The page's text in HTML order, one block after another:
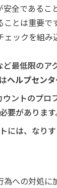
全であるこ
とは重要
ックを組み
最低限のア
ヘルプセンタ
ントのプロ
があります
には、なり
への対処